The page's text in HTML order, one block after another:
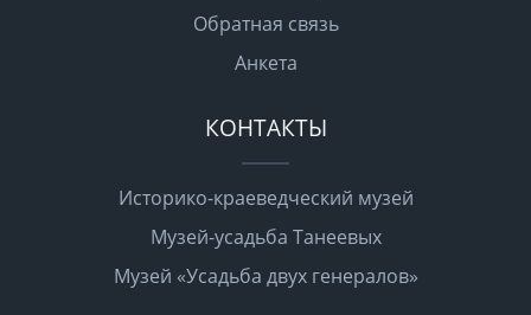
Обратная связь
Анкета
КОНТАКТЫ
Историко-краеведческий музей
Музей-усадьба Танеевых
Музей «Усадьба двух генералов»